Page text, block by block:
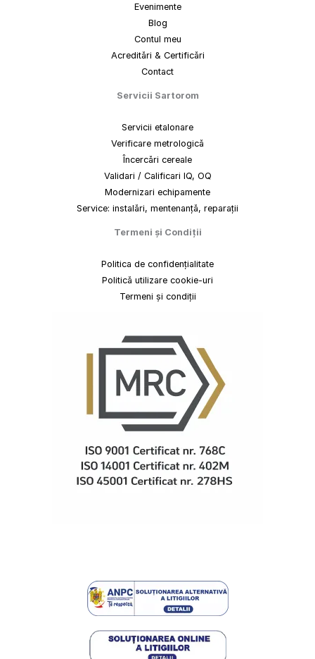
Evenimente
Blog
Contul meu
Acreditări & Certificări
Contact
Servicii Sartorom
Servicii etalonare
Verificare metrologică
Încercări cereale
Validari / Calificari IQ, OQ
Modernizari echipamente
Service: instalări, mentenanță, reparații
Termeni și Condiții
Politica de confidențialitate
Politică utilizare cookie-uri
Termeni și condiții